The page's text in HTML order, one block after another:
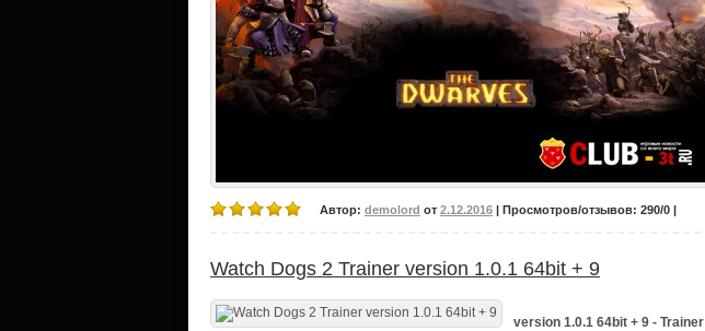
Автор: demolord от 2.12.2016 | Просмотров/отзывов: 290/0 |
Watch Dogs 2 Trainer version 1.0.1 64bit + 9
version 1.0.1 64bit + 9 - Trainer